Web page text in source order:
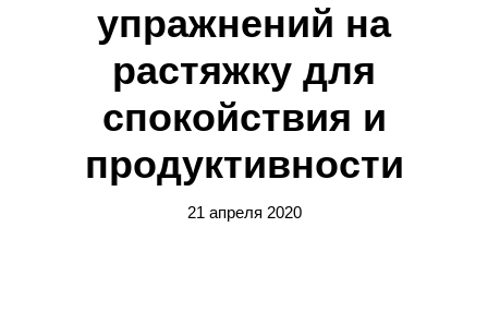
упражнений на
растяжку для
спокойствия и
продуктивности
21 апреля 2020